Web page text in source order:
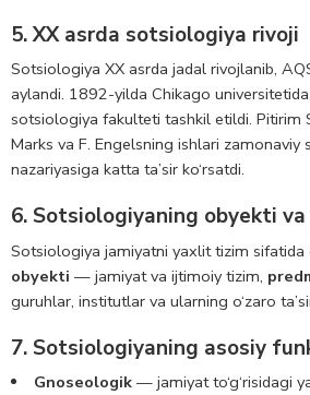
5. XX asrda sotsiologiya rivoji
Sotsiologiya XX asrda jadal rivojlanib,
aylandi. 1892-yilda Chikago
sotsiologiya fakulteti tashkil etildi. Pitirim
Marks va F. Engelsning ishlari zamonaviy
nazariyasiga katta ta’sir ko‘rsatdi.
6. Sotsiologiyaning obyekti
Sotsiologiya jamiyatni yaxlit tizim sifatida
obyekti — jamiyat va ijtimoiy tizim,
guruhlar, institutlar va ularning o‘zaro
7. Sotsiologiyaning asosiy
Gnoseologik— jamiyat to‘g‘risidagi